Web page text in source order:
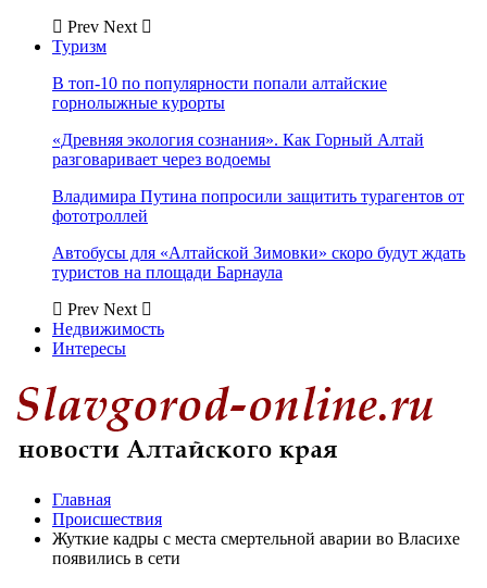
Prev Next
Туризм
В топ-10 по популярности попали алтайские
горнолыжные курорты
«Древняя экология сознания». Как Горный Алтай
разговаривает через водоемы
Владимира Путина попросили защитить турагентов от
фототроллей
Автобусы для «Алтайской Зимовки» скоро будут ждать
туристов на площади Барнаула
Prev Next
Недвижимость
Интересы
Главная
Происшествия
Жуткие кадры с места смертельной аварии во Власихе
появились в сети